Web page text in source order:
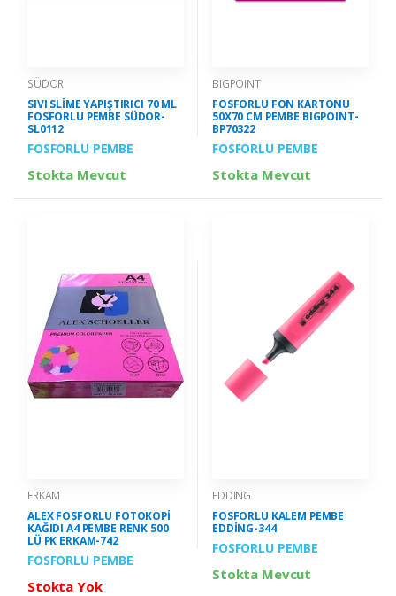
SÜDOR
SIVI SLİME YAPIŞTIRICI 70 ML
FOSFORLU PEMBE SÜDOR-
SL0112
FOSFORLU PEMBE
Stokta Mevcut
BIGPOINT
FOSFORLU FON KARTONU
50X70 CM PEMBE BIGPOINT-
BP70322
FOSFORLU PEMBE
Stokta Mevcut
ERKAM
ALEX FOSFORLU FOTOKOPİ
KAĞIDI A4 PEMBE RENK 500
LÜ PK ERKAM-742
FOSFORLU PEMBE
Stokta Yok
EDDING
FOSFORLU KALEM PEMBE
EDDİNG-344
FOSFORLU PEMBE
Stokta Mevcut